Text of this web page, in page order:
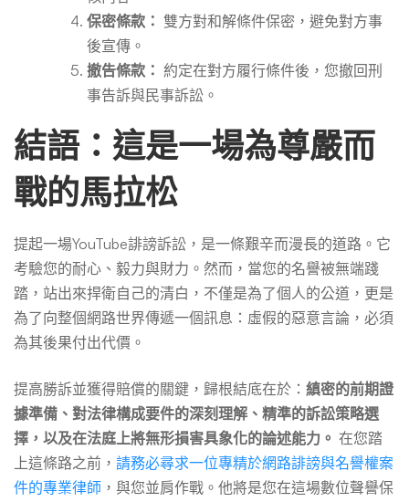
保密條款： 雙方對和解條件保密，避免對方事
後宣傳。
撤告條款： 約定在對方履行條件後，您撤回刑
事告訴與民事訴訟。
結語：這是一場為尊嚴而
戰的馬拉松
提起一場YouTube誹謗訴訟，是一條艱辛而漫長的道路。它
考驗您的耐心、毅力與財力。然而，當您的名譽被無端踐
踏，站出來捍衛自己的清白，不僅是為了個人的公道，更是
為了向整個網路世界傳遞一個訊息：虛假的惡意言論，必須
為其後果付出代價。
提高勝訴並獲得賠償的關鍵，歸根結底在於： 縝密的前期證
據準備、對法律構成要件的深刻理解、精準的訴訟策略選
擇，以及在法庭上將無形損害具象化的論述能力。 在您踏
上這條路之前， 請務必尋求一位專精於網路誹謗與名譽權案
件的專業律師 ，與您並肩作戰。他將是您在這場數位聲譽保